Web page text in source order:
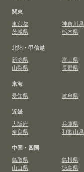
関東
東京都
神奈川県
茨城県
栃木県
北陸・甲信越
新潟県
富山県
山梨県
長野県
東海
愛知県
岐阜県
近畿
大阪府
兵庫県
奈良県
和歌山県
中国・四国
鳥取県
島根県
山口県
徳島県